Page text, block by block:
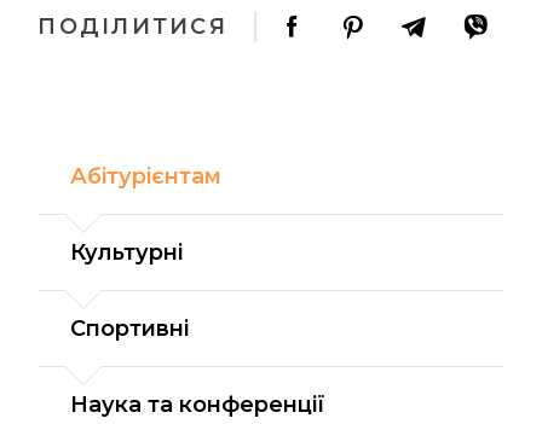
ПОДІЛИТИСЯ
Абітурієнтам
Культурні
Спортивні
Наука та конференції